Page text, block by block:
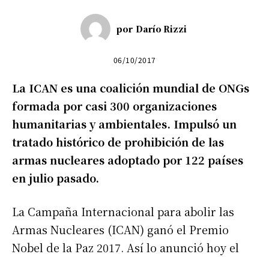
por Darío Rizzi
06/10/2017
La ICAN es una coalición mundial de ONGs
formada por casi 300 organizaciones
humanitarias y ambientales. Impulsó un
tratado histórico de prohibición de las
armas nucleares adoptado por 122 países
en julio pasado.
La Campaña Internacional para abolir las
Armas Nucleares (ICAN) ganó el Premio
Nobel de la Paz 2017. Así lo anunció hoy el